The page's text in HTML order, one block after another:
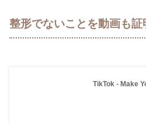
整形でないことを動画も証
TikTok - Make